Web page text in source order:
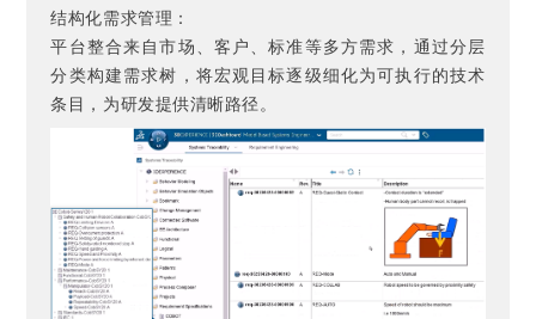
结构化需求管理：
平台整合来自市场、客户、标准等多方需求，通过分层
分类构建需求树，将宏观目标逐级细化为可执行的技术
条目，为研发提供清晰路径。